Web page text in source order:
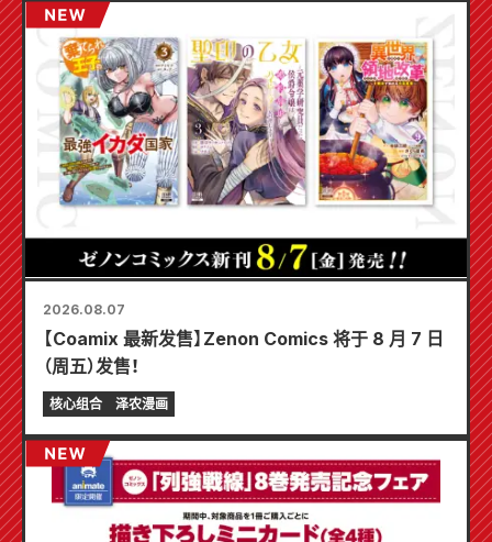
2026.08.07
【Coamix 最新发售】Zenon Comics 将于 8 月 7 日
（周五）发售！
核心组合 泽农漫画